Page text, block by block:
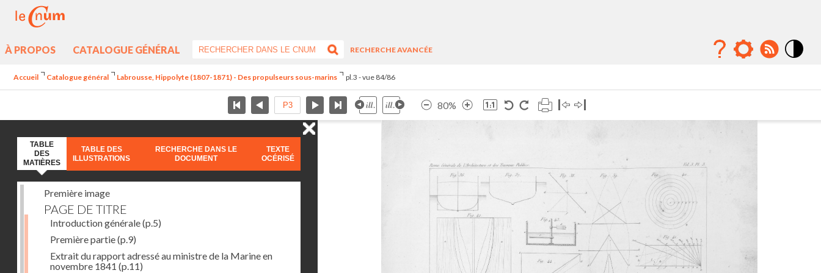
À PROPOS CATALOGUE GÉNÉRAL
RECHERCHE AVANCÉE
Accueil Catalogue général Labrousse, Hippolyte (1807-1871) - Des propulseurs sous-marins pl.3 - vue 84/86
80%
TABLE
DES
MATIÈRES
TABLE DES
ILLUSTRATIONS
RECHERCHE DANS LE
DOCUMENT
TEXTE
OCÉRISÉ
Première image
PAGE DE TITRE
Introduction générale(p.5)
Première partie(p.9)
Extrait du rapport adressé au ministre de la Marine en
novembre 1841 (p.11)